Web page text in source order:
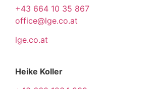
+43 664 10 35 867
office@lge.co.at
lge.co.at
Heike Koller